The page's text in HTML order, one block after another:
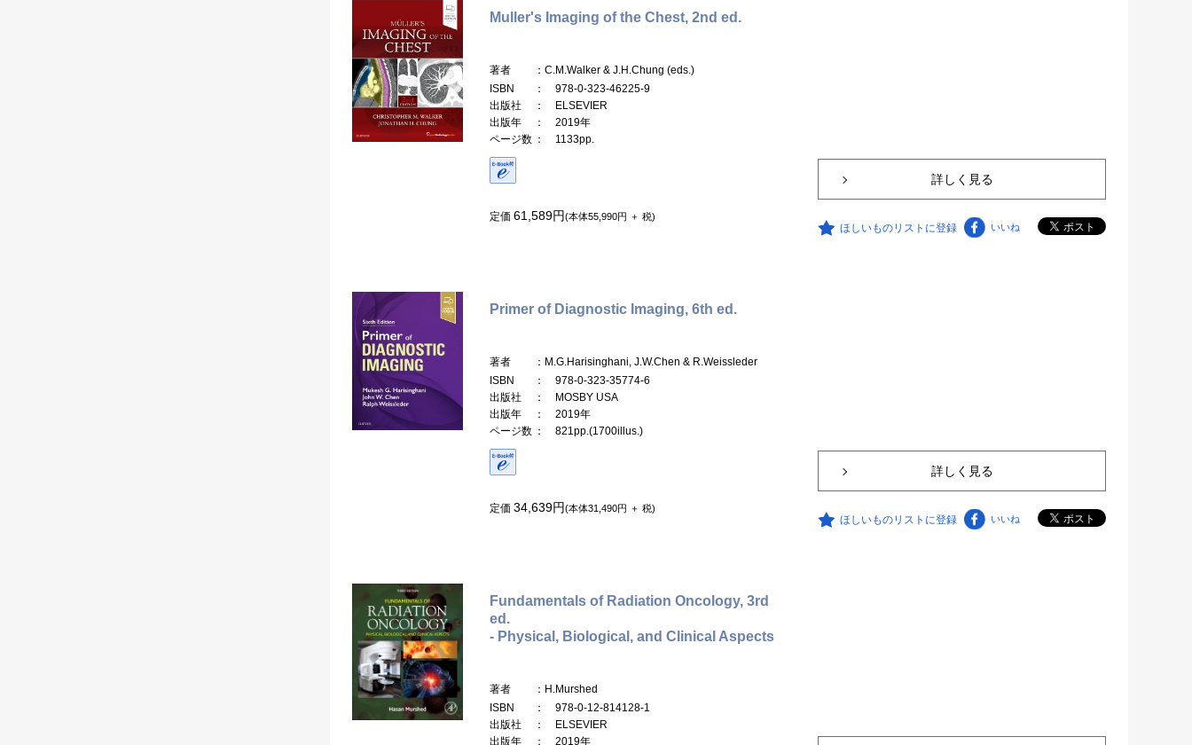
Muller's Imaging of the Chest, 2nd ed.
著者
：C.M.Walker & J.H.Chung (eds.)
ISBN
： 978-0-323-46225-9
出版社
： ELSEVIER
出版年
： 2019年
ページ数 ： 1133pp.
定価 61,589円(本体55,990円 ＋ 税)
詳しく見る
ほしいものリストに登録 いいね
Primer of Diagnostic Imaging, 6th ed.
著者
：M.G.Harisinghani, J.W.Chen & R.Weissleder
ISBN
： 978-0-323-35774-6
出版社
： MOSBY USA
出版年
： 2019年
ページ数 ： 821pp.(1700illus.)
定価 34,639円(本体31,490円 ＋ 税)
詳しく見る
ほしいものリストに登録 いいね
Fundamentals of Radiation Oncology, 3rd
ed.
- Physical, Biological, and Clinical Aspects
著者
：H.Murshed
ISBN
： 978-0-12-814128-1
出版社
： ELSEVIER
出版年
： 2019年